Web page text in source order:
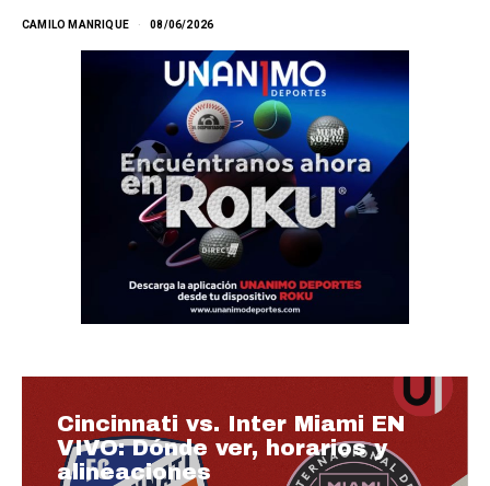
CAMILO MANRIQUE 08/06/2026
Cincinnati vs. Inter Miami EN
VIVO: Dónde ver, horarios y
alineaciones